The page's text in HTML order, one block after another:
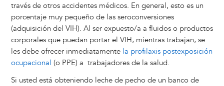
través de otros accidentes médicos. En general, esto es un
porcentaje muy pequeño de las seroconversiones
(adquisición del VIH). Al ser expuesto/a a fluidos o productos
corporales que puedan portar el VIH, mientras trabajan, se
les debe ofrecer inmediatamente la profilaxis postexposición
ocupacional (o PPE) a trabajadores de la salud.
Si usted está obteniendo leche de pecho de un banco de